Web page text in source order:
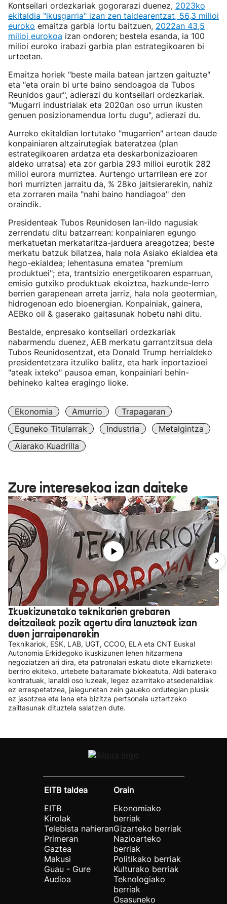
Kontseilari ordezkariak gogorarazi duenez, 2023ko
ekitaldia "ikusgarria" izan zen taldearentzat, 56,3 milioi
euroko emaitza garbia lortu baitzuen, 2022an 43,5
milioi eurokoa izan ondoren; bestela esanda, ia 100
milioi euroko irabazi garbia plan estrategikoaren bi
urteetan.
Emaitza horiek "beste maila batean jartzen gaituzte"
eta "eta orain bi urte baino sendoagoa da Tubos
Reunidos gaur", adierazi du kontseilari ordezkariak.
"Mugarri industrialak eta 2020an oso urrun ikusten
genuen posizionamendua lortu dugu", adierazi du.
Aurreko ekitaldian lortutako "mugarrien" artean daude
konpainiaren altzairutegiak bateratzea (plan
estrategikoaren ardatza eta deskarbonizazioaren
aldeko urratsa) eta zor garbia 293 milioi eurotik 282
milioi eurora murriztea. Aurtengo urtarrilean ere zor
hori murrizten jarraitu da, % 28ko jaitsierarekin, nahiz
eta zorraren maila "nahi baino handiagoa" den
oraindik.
Presidenteak Tubos Reunidosen lan-ildo nagusiak
zerrendatu ditu batzarrean: konpainiaren egungo
merkatuetan merkataritza-jarduera areagotzea; beste
merkatu batzuk bilatzea, hala nola Asiako ekialdea eta
hego-ekialdea; lehentasuna ematea "premium
produktuei"; eta, trantsizio energetikoaren esparruan,
emisio gutxiko produktuak ekoiztea, hazkunde-lerro
berrien garapenean arreta jarriz, hala nola geotermian,
hidrogenoan edo bioenergian. Konpainiak, gainera,
AEBko oil & gaserako gaitasunak hobetu nahi ditu.
Bestalde, enpresako kontseilari ordezkariak
nabarmendu duenez, AEB merkatu garrantzitsua dela
Tubos Reunidosentzat, eta Donald Trump herrialdeko
presidentetzara itzuliko balitz, eta hark inportazioei
"ateak ixteko" pausoa eman, konpainiari behin-
behineko kaltea eragingo lioke.
Ekonomia Amurrio
Trapagaran
Eguneko Titularrak
Industria
Metalgintza
Aiarako Kuadrilla
Zure interesekoa izan daiteke
Ikuskizunetako teknikarien grebaren
deitzaileak pozik agertu dira lanuzteak izan
duen jarraipenarekin
Teknikariok, ESK, LAB, UGT, CCOO, ELA eta CNT Euskal
Autonomia Erkidegoko ikuskizunen lehen hitzarmena
negoziatzen ari dira, eta patronalari eskatu diote elkarrizketei
berriro ekiteko, urtebete baitaramate blokeatuta. Aldi baterako
kontratuak, lanaldi oso luzeak, legez ezarritako atsedenaldiak
ez errespetatzea, jaiegunetan zein gaueko ordutegian plusik
ez jasotzea eta lana eta bizitza pertsonala uztartzeko
zailtasunak dituztela salatzen dute.
EITB taldea
EITB
Kirolak
Telebista nahieran
Primeran
Gaztea
Makusi
Guau - Gure
Audioa
Orain
Ekonomiako
berriak
Gizarteko berriak
Nazioarteko
berriak
Politikako berriak
Kulturako berriak
Teknologiako
berriak
Osasuneko